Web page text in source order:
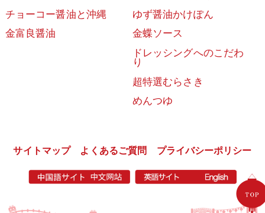
チョーコー醤油と沖縄
金富良醤油
ゆず醤油かけぽん
金蝶ソース
ドレッシングへのこだわ
り
超特選むらさき
めんつゆ
サイトマップ よくあるご質問 プライバシーポリシー